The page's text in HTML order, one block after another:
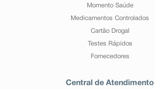
Momento Saúde
Medicamentos Controlados
Cartão Drogal
Testes Rápidos
Fornecedores
Central de Atendimento